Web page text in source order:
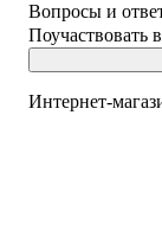
Вопросы и
Поучаствовать
Интернет-